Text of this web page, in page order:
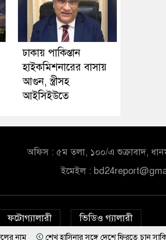
ঢাকায় পাকিস্তান
হাইকমিশনারের বাসায়
আগুন, স্ত্রীসহ
আইসিইউতে
অফিস : ৫ম তলা, ১০০/এ শুক্রাবাদ,
ইমেইল :
ফটোগ্যালারী ভিডিও গ্যালারী
শেখ হাসিনার সঙ্গে দেশে ফিরতে চান সাকিব